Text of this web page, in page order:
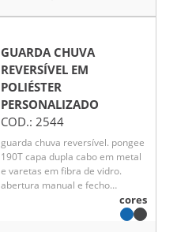
GUARDA CHUVA
REVERSÍVEL EM
POLIÉSTER
PERSONALIZADO
COD.: 2544
guarda chuva reversível. pongee
190T capa dupla cabo em metal
e varetas em fibra de vidro.
abertura manual e fecho
cores